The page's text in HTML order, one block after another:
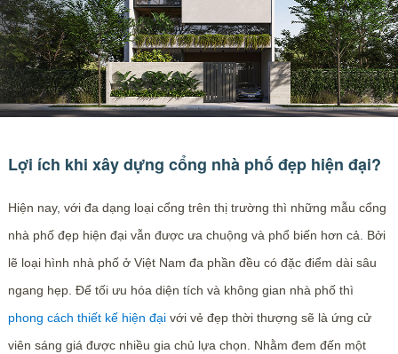
Lợi ích khi xây dựng cổng nhà phố đẹp hiện đại?
Hiện nay, với đa dạng loại cổng trên thị trường thì những mẫu cổng
nhà phố đẹp hiện đại vẫn được ưa chuộng và phổ biến hơn cả. Bởi
lẽ loại hình nhà phố ở Việt Nam đa phần đều có đặc điểm dài sâu
ngang hẹp. Để tối ưu hóa diện tích và không gian nhà phố thì
phong cách thiết kế hiện đạivới vẻ đẹp thời thượng sẽ là ứng cử
viên sáng giá được nhiều gia chủ lựa chọn. Nhằm đem đến một